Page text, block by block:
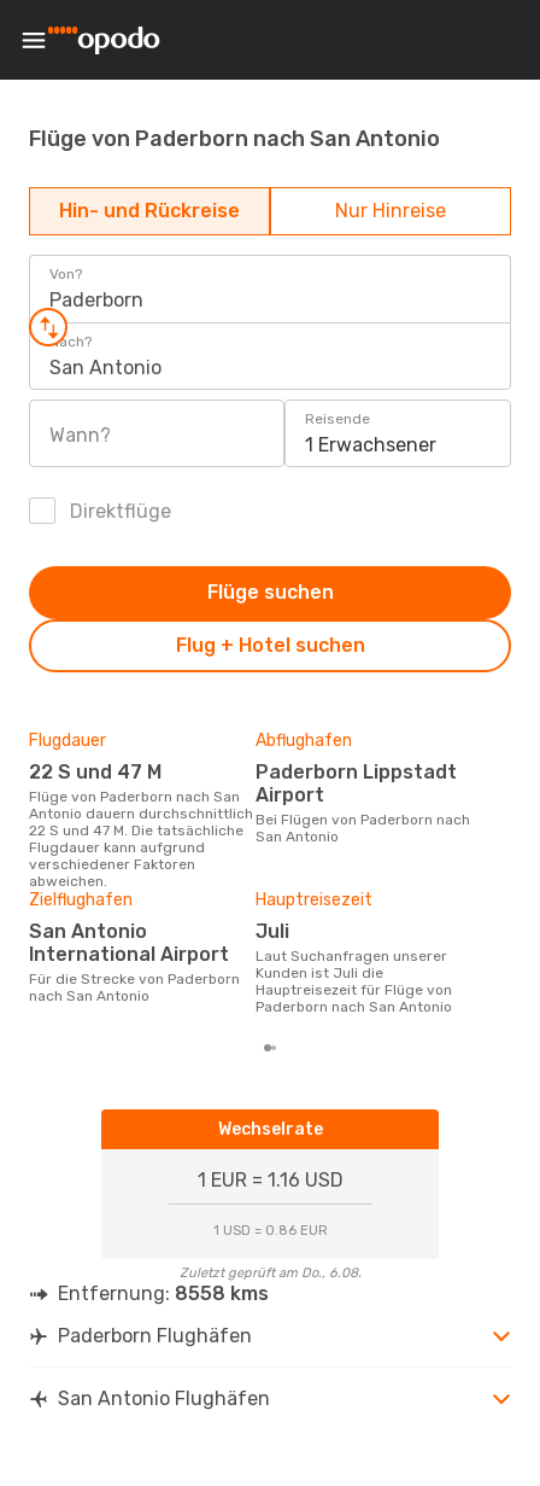
Flüge von Paderborn nach San Antonio
Hin- und Rückreise Nur Hinreise
Von?
Paderborn
Nach?
San Antonio
Wann?
Reisende
1 Erwachsener
Direktflüge
Flug + Hotel suchen
Flüge suchen
Flugdauer
22 S und 47 M
Flüge von Paderborn nach San
Antonio dauern durchschnittlich
22 S und 47 M. Die tatsächliche
Flugdauer kann aufgrund
verschiedener Faktoren
abweichen.
Abflughafen
Paderborn Lippstadt
Airport
Bei Flügen von Paderborn nach
San Antonio
Zielflughafen
San Antonio
International Airport
Für die Strecke von Paderborn
nach San Antonio
Hauptreisezeit
Juli
Laut Suchanfragen unserer
Kunden ist Juli die
Hauptreisezeit für Flüge von
Paderborn nach San Antonio
Wechselrate
1 EUR = 1.16 USD
1 USD = 0.86 EUR
Zuletzt geprüft am Do., 6.08.
Entfernung: 8558 kms
Paderborn Flughäfen
San Antonio Flughäfen